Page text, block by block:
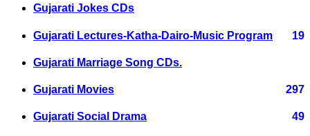
Gujarati Jokes CDs
Gujarati Lectures-Katha-Dairo-Music Program 19
Gujarati Marriage Song CDs.
Gujarati Movies 297
Gujarati Social Drama 49